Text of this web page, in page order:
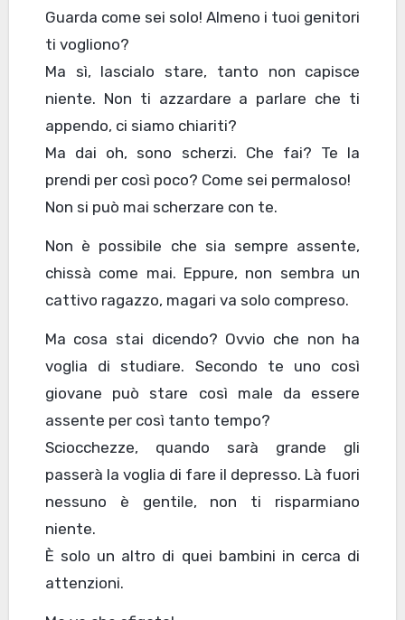
Guarda come sei solo! Almeno i tuoi genitori
ti vogliono?
Ma sì, lascialo stare, tanto non capisce
niente. Non ti azzardare a parlare che ti
appendo, ci siamo chiariti?
Ma dai oh, sono scherzi. Che fai? Te la
prendi per così poco? Come sei permaloso!
Non si può mai scherzare con te.
Non è possibile che sia sempre assente,
chissà come mai. Eppure, non sembra un
cattivo ragazzo, magari va solo compreso.
Ma cosa stai dicendo? Ovvio che non ha
voglia di studiare. Secondo te uno così
giovane può stare così male da essere
assente per così tanto tempo?
Sciocchezze, quando sarà grande gli
passerà la voglia di fare il depresso. Là fuori
nessuno è gentile, non ti risparmiano
niente.
È solo un altro di quei bambini in cerca di
attenzioni.